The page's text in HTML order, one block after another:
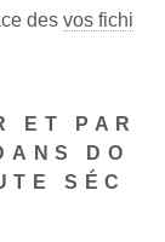
des vos fichi
ET PAR
DO
SÉC